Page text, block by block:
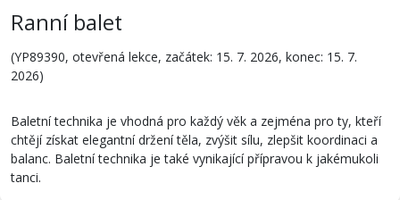
Ranní balet
(YP89390, otevřená lekce, začátek: 15. 7. 2026, konec: 15. 7.
2026)
Baletní technika je vhodná pro každý věk a zejména pro ty, kteří
chtějí získat elegantní držení těla, zvýšit sílu, zlepšit koordinaci a
balanc. Baletní technika je také vynikající přípravou k jakémukoli
tanci.